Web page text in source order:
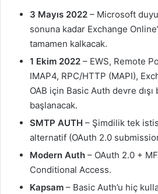
3 Mayıs 2022 – Microsoft
sonuna kadar Exchange
tamamen kalkacak.
1 Ekim 2022 – EWS, Remote
IMAP4, RPC/HTTP (MAPI),
OAB için Basic Auth devre dışı
başlanacak.
SMTP AUTH – Şimdilik tek
alternatif (OAuth 2.0
Modern Auth – OAuth 2.0 +
Conditional Access.
Kapsam – Basic Auth’u hiç